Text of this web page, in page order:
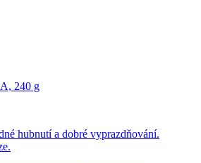
240 g
hubnutí a dobré vyprazdňování.